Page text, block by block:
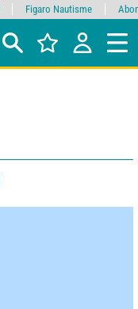
Figaro Nautisme